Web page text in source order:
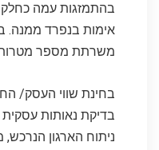
בהתמזגות עמה כחלק
אימות בנפרד ממנה.
משרתת מספר
בחינת שווי העסק/
בדיקת נאותות עסקית
ניתוח הארגון